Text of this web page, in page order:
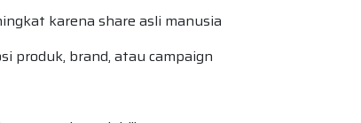
karena share asli manusia
produk, brand, atau campaign